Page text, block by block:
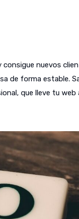
nuevos
de forma estable.
que lleve tu web